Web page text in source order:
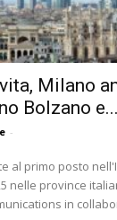
Milano
Bolzano e...
-
al primo posto
nelle province
in